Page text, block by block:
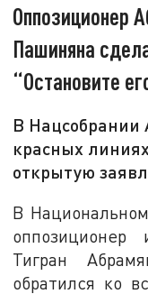
Оппозиционер
Пашиняна
“Остановите
В Нацсобрании
красных
открытую
В
Тигран
обратился ко